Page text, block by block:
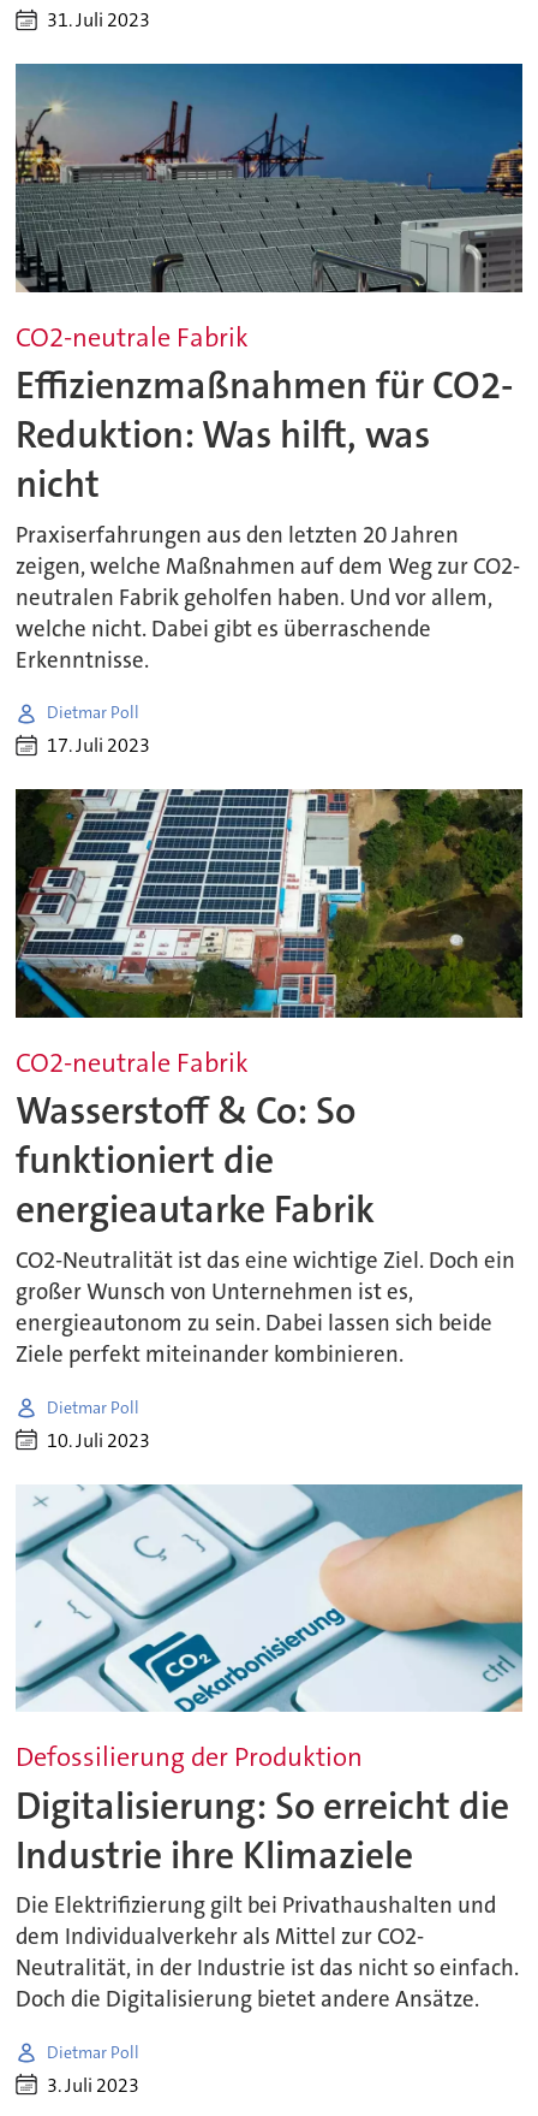
31. Juli 2023
CO2-neutrale Fabrik
Effizienzmaßnahmen für CO2-
Reduktion: Was hilft, was
nicht
Praxiserfahrungen aus den letzten 20 Jahren
zeigen, welche Maßnahmen auf dem Weg zur CO2-
neutralen Fabrik geholfen haben. Und vor allem,
welche nicht. Dabei gibt es überraschende
Erkenntnisse.
Dietmar Poll
17. Juli 2023
CO2-neutrale Fabrik
Wasserstoff & Co: So
funktioniert die
energieautarke Fabrik
CO2-Neutralität ist das eine wichtige Ziel. Doch ein
großer Wunsch von Unternehmen ist es,
energieautonom zu sein. Dabei lassen sich beide
Ziele perfekt miteinander kombinieren.
Dietmar Poll
10. Juli 2023
Defossilierung der Produktion
Digitalisierung: So erreicht die
Industrie ihre Klimaziele
Die Elektrifizierung gilt bei Privathaushalten und
dem Individualverkehr als Mittel zur CO2-
Neutralität, in der Industrie ist das nicht so einfach.
Doch die Digitalisierung bietet andere Ansätze.
Dietmar Poll
3. Juli 2023